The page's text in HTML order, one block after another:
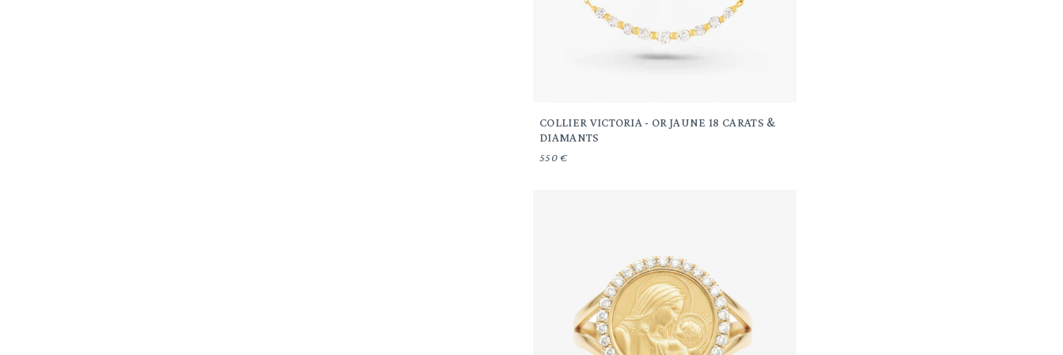
COLLIER VICTORIA - OR JAUNE 18 CARATS &
DIAMANTS
550 €